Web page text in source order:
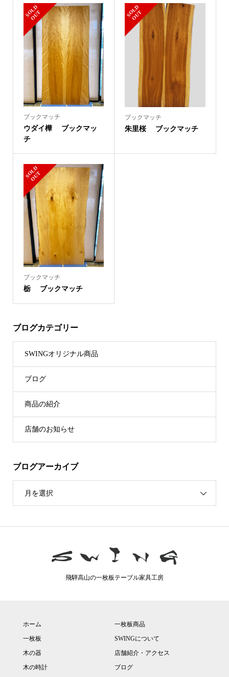
S
O
L
D
O
U
T
ブックマッチ
ウダイ樺 ブックマッ
チ
S
O
L
D
O
U
T
ブックマッチ
朱里桜 ブックマッチ
S
O
L
D
O
U
T
ブックマッチ
栃 ブックマッチ
ブログカテゴリー
SWINGオリジナル商品
ブログ
商品の紹介
店舗のお知らせ
ブログアーカイブ
月を選択
飛騨高山の一枚板テーブル家具工房
ホーム
一枚板
木の器
木の時計
一枚板商品
SWINGについて
店舗紹介・アクセス
ブログ